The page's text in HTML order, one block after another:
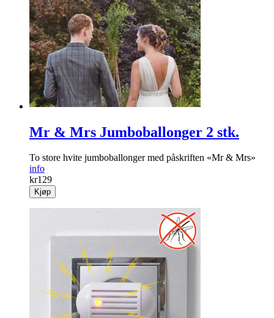
Mr & Mrs Jumboballonger 2 stk.
To store hvite jumboballonger med påskriften «Mr & Mrs»
info
kr129
Kjøp